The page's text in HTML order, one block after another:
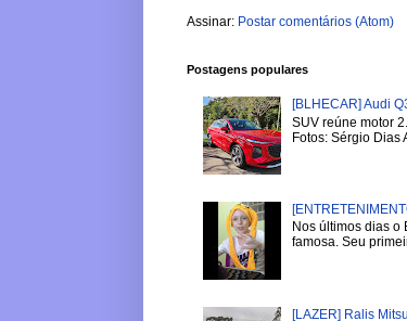
Assinar: Postar comentários (Atom)
Postagens populares
[BLHECAR] Audi
SUV reúne motor
Fotos: Sérgio Dias
Nos últimos dias o
famosa. Seu
[LAZER] Ralis